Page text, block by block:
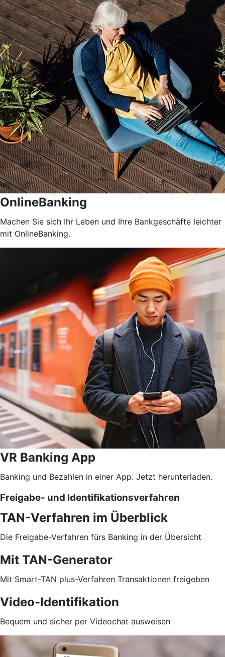
OnlineBanking
Machen Sie sich Ihr Leben und Ihre Bankgeschäfte leichter
mit OnlineBanking.
VR Banking App
Banking und Bezahlen in einer App. Jetzt herunterladen.
Freigabe- und Identifikationsverfahren
TAN-Verfahren im Überblick
Die Freigabe-Verfahren fürs Banking in der Übersicht
Mit TAN-Generator
Mit Smart-TAN plus-Verfahren Transaktionen freigeben
Video-Identifikation
Bequem und sicher per Videochat ausweisen